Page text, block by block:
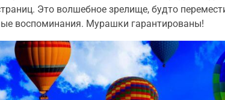
Это волшебное зрелище, будто
воспоминания. Мурашки гарантированы!